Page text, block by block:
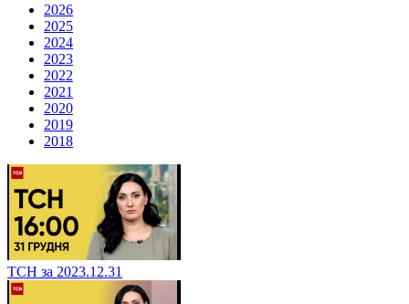
2026
2025
2024
2023
2022
2021
2020
2019
2018
ТСН за 2023.12.31